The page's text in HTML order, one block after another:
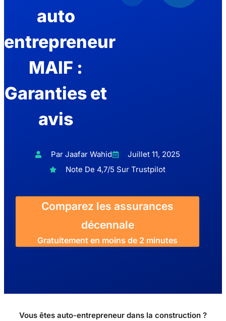
auto
entrepreneur
MAIF :
Garanties et
avis
Par Jaafar Wahid
Juillet 11, 2025
Note De 4,7/5 Sur Trustpilot
Comparez les assurances
décennale
Gratuitement en moins de 2 minutes
Vous êtes auto-entrepreneur dans la construction ?